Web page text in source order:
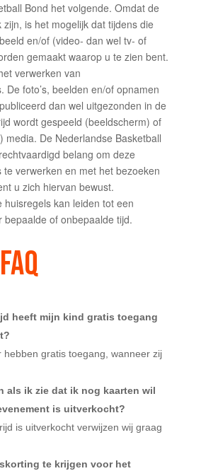
Bond het volgende. Omdat de
is het mogelijk dat tijdens die
en/of (video- dan wel tv- of
gemaakt waarop u te zien bent.
verwerken van
De foto’s, beelden en/of opnamen
dan wel uitgezonden in de
wordt gespeeld (beeldscherm) of
media. De Nederlandse Basketball
belang om deze
verwerken en met het bezoeken
u zich hiervan bewust.
huisregels kan leiden tot een
bepaalde of onbepaalde tijd.
heeft mijn kind gratis toegang
hebben gratis toegang, wanneer zij
als ik zie dat ik nog kaarten wil
is uitverkocht?
is uitverkocht verwijzen wij graag
te krijgen voor het